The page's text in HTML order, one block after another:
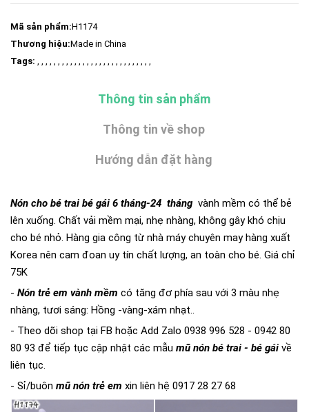
Mã sản phẩm:H1174
Thương hiệu:Made in China
Tags: , , , , , , , , , , , , , , , , , , , , , , , , , , , ,
Thông tin sản phẩm
Thông tin về shop
Hướng dẫn đặt hàng
Nón cho bé trai bé gái 6 tháng-24 tháng vành mềm có thể bẻ
lên xuống. Chất vải mềm mại, nhẹ nhàng, không gây khó chịu
cho bé nhỏ. Hàng gia công từ nhà máy chuyên may hàng xuất
Korea nên cam đoan uy tín chất lượng, an toàn cho bé. Giá chỉ
75K
- Nón trẻ em vành mềm có tăng đơ phía sau với 3 màu nhẹ
nhàng, tươi sáng: Hồng -vàng-xám nhạt..
- Theo dõi shop tại FB hoặc Add Zalo 0938 996 528 - 0942 80
80 93 để tiếp tục cập nhật các mẫu mũ nón bé trai - bé gái về
liên tục.
- Sỉ/buôn mũ nón trẻ em xin liên hệ 0917 28 27 68